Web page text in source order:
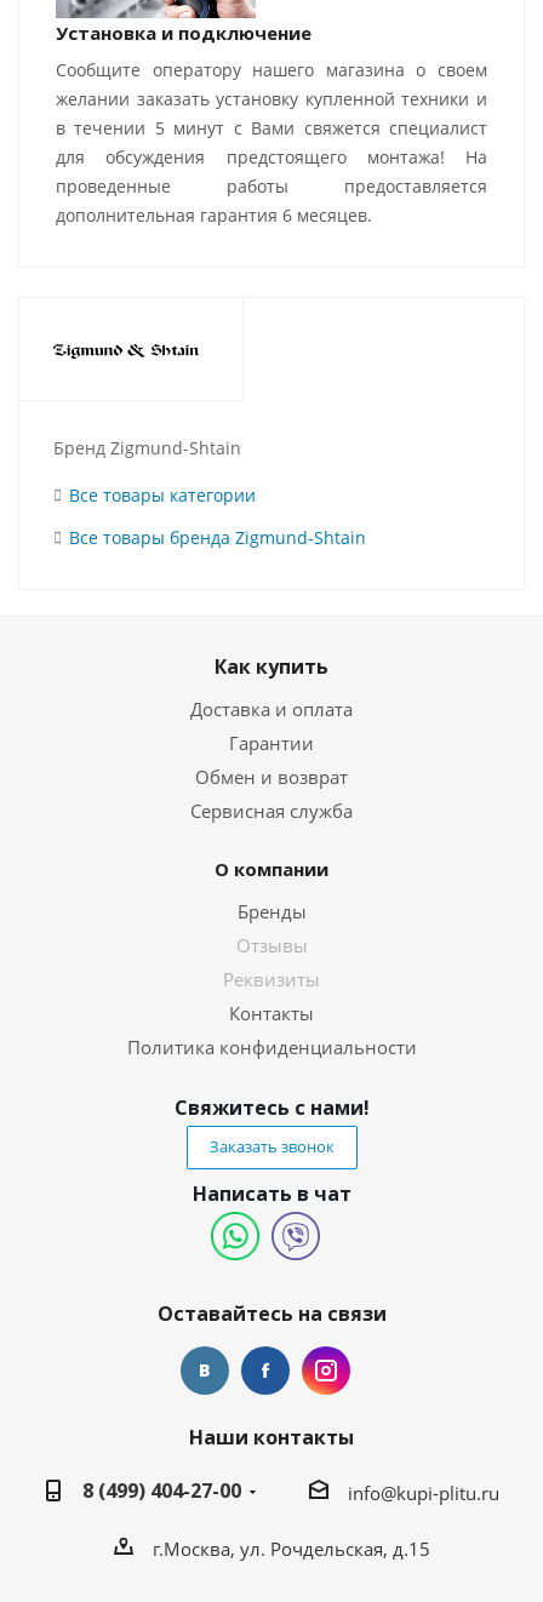
Установка и подключение
Сообщите оператору нашего магазина о своем
желании заказать установку купленной техники и
в течении 5 минут с Вами свяжется специалист
для обсуждения предстоящего монтажа! На
проведенные работы предоставляется
дополнительная гарантия 6 месяцев.
Бренд Zigmund-Shtain
Все товары категории
Все товары бренда Zigmund-Shtain
Как купить
Доставка и оплата
Гарантии
Обмен и возврат
Сервисная служба
О компании
Бренды
Отзывы
Реквизиты
Контакты
Политика конфиденциальности
Свяжитесь с нами!
Заказать звонок
Написать в чат
Оставайтесь на связи
Наши контакты
8 (499) 404-27-00
info@kupi-plitu.ru
г.Москва, ул. Рочдельская, д.15